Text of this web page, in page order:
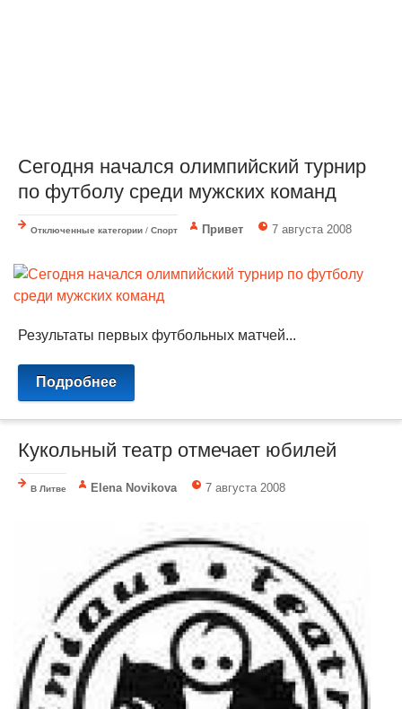
Сегодня начался олимпийский турнир
по футболу среди мужских команд
Отключенные категории / Спорт Привет 7 августа 2008
Результаты первых футбольных матчей...
Подробнее
Кукольный театр отмечает юбилей
В Литве Elena Novikova 7 августа 2008